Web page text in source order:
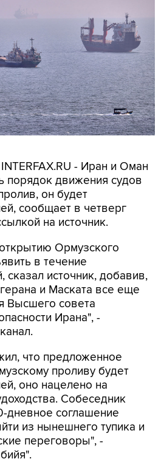
- Иран и Оман
порядок движения судов
он будет
сообщает в четверг
на источник.
Ормузского
в течение
источник, добавив,
и Маската все еще
Высшего совета
Ирана", -
что предложенное
проливу будет
оно нацелено на
Собеседник
дневное соглашение
из нынешнего тупика и
переговоры", -